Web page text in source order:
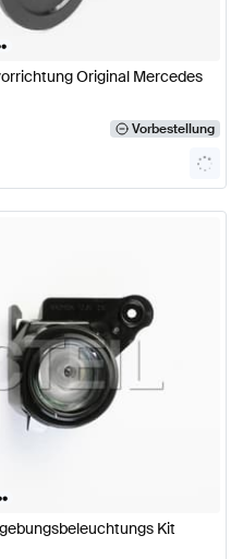
•
Original Mercedes
Vorbestellung
•
Kit